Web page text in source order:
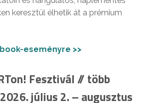
keresztül élhetik át a prémium
eseményre >>
Fesztivál // több
július 2. – augusztus